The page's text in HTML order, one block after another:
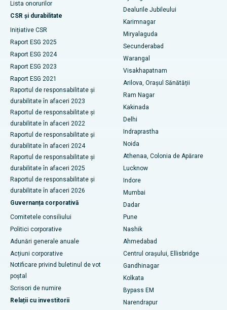
Cel mai bun spital din Hyderguda, Hyderabad
Cel mai bun spital din Vijay Nagar, Indore
Cel mai bun spital din Suryaraopeta Main Road, Kakinada
Cel mai bun spital din Canal Circular Road, Kolkata
Cel mai bun spital din CBD-ul Belapur, Navi Mumbai
Cel mai bun spital din Panchavati, Nashik
Cel mai bun spital din Secunderabad, Hyderabad
Cel mai bun spital din Seshadripuram, Bangalore
Cel mai bun spital din Subhash Nagar Road, Karimnagar
Cel mai bun spital din Managari, Karaikudi
Cel mai bun spital din Arepally, Warangal
Cel mai bun spital din colonia Arera, Bhopal
Cel mai bun spital din Jayanagar, Bangalore
Cel mai bun spital din KK Nagar, Madurai
Stimularea creierului profund
Biopsia rinichilor
paratiroidectomia
Chirurgie citoreductivă
Înlocuire totală de genunchi din ceramică
ERCP
Lista onorurilor
CSR și durabilitate
Inițiative CSR
Raport ESG 2025
Raport ESG 2024
Raport ESG 2023
Raport ESG 2021
Raportul de responsabilitate și
durabilitate în afaceri 2023
Raportul de responsabilitate și
durabilitate în afaceri 2022
Raportul de responsabilitate și
durabilitate în afaceri 2024
Raportul de responsabilitate și
durabilitate în afaceri 2025
Raportul de responsabilitate și
durabilitate în afaceri 2026
Guvernanța corporativă
Comitetele consiliului
Politici corporative
Adunări generale anuale
Acțiuni corporative
Notificare privind buletinul de vot
poștal
Scrisori de numire
Relații cu investitorii
Dealurile Jubileului
Karimnagar
Miryalaguda
Secunderabad
Warangal
Visakhapatnam
Arilova, Orașul Sănătății
Ram Nagar
Kakinada
Delhi
Indraprastha
Noida
Athenaa, Colonia de Apărare
Lucknow
Indore
Mumbai
Dadar
Pune
Nashik
Ahmedabad
Centrul orașului, Ellisbridge
Gandhinagar
Kolkata
Bypass EM
Narendrapur